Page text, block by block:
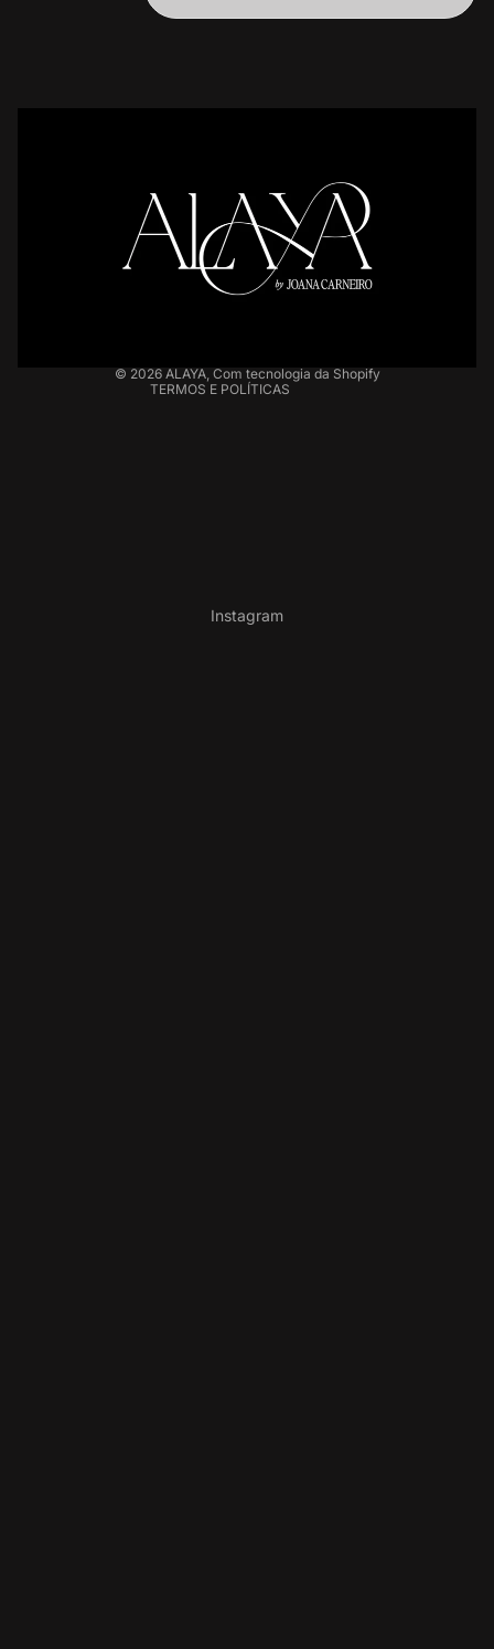
© 2026 ALAYA, Com tecnologia da Shopify
TERMOS E POLÍTICAS
Política de privacidade
Informações de contato
Política de reembolso
Instagram